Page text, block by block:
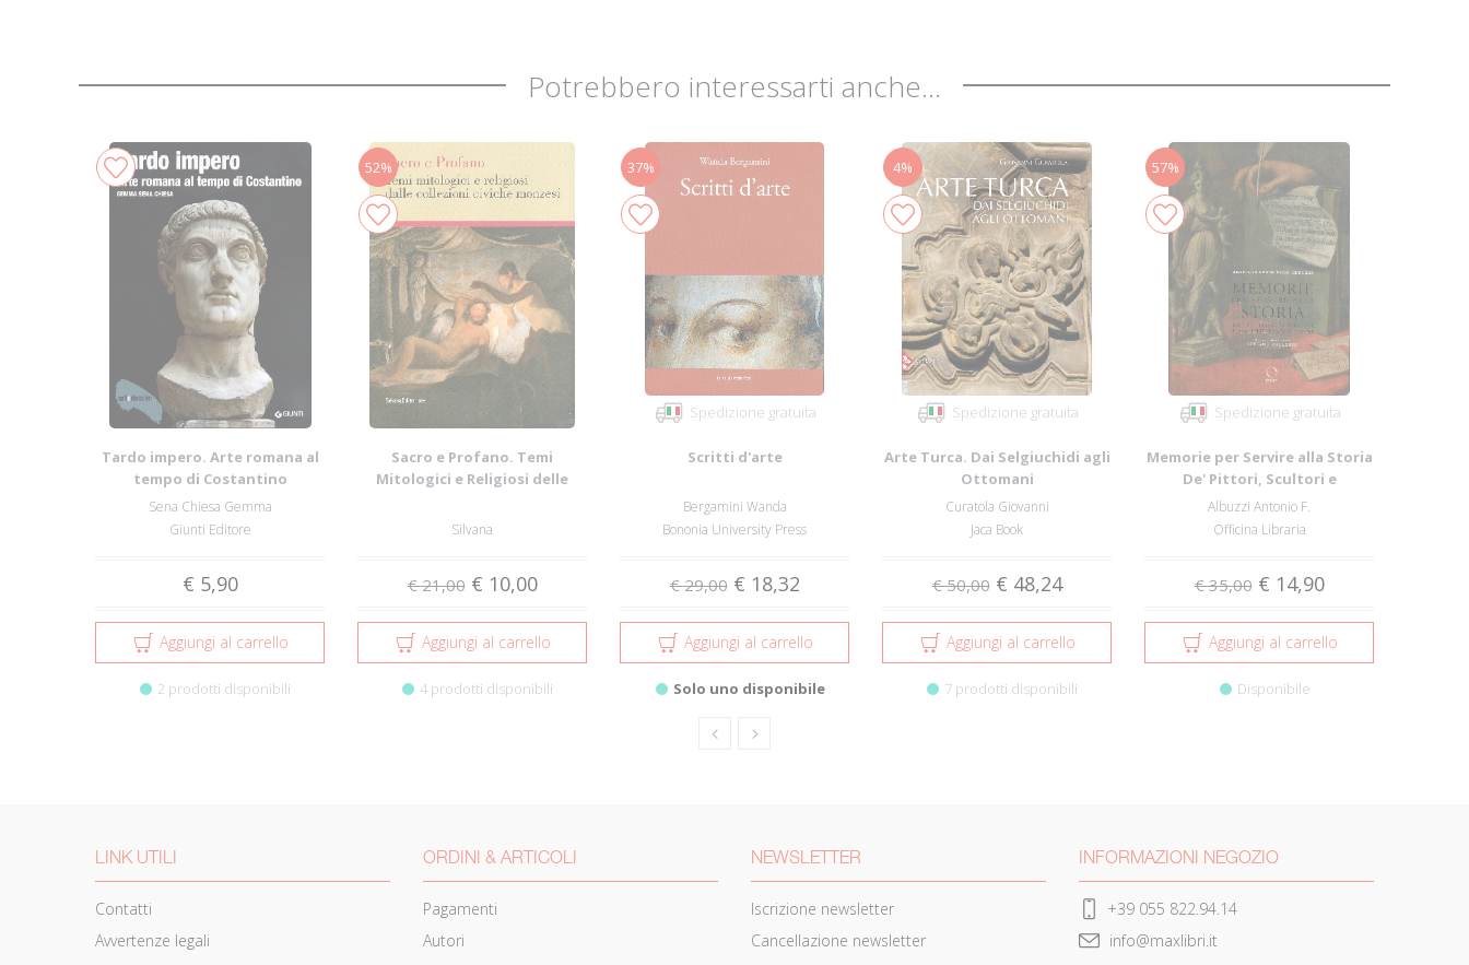
Potrebbero interessarti anche...
Tardo impero. Arte romana al
tempo di Costantino
Sena Chiesa Gemma
Giunti Editore
€ 5,90
Aggiungi al carrello
2 prodotti disponibili
52%
Sacro e Profano. Temi
Mitologici e Religiosi delle
Silvana
€ 21,00 € 10,00
Aggiungi al carrello
4 prodotti disponibili
37%
Spedizione gratuita
Scritti d'arte
Bergamini Wanda
Bononia University Press
€ 29,00 € 18,32
Aggiungi al carrello
Solo uno disponibile
4%
Spedizione gratuita
Arte Turca. Dai Selgiuchidi agli
Ottomani
Curatola Giovanni
Jaca Book
€ 50,00 € 48,24
Aggiungi al carrello
7 prodotti disponibili
57%
Spedizione gratuita
Memorie per Servire alla Storia
De' Pittori, Scultori e
Architett...
Albuzzi Antonio F.
Officina Libraria
€ 35,00 € 14,90
Aggiungi al carrello
Disponibile
LINK UTILI
Contatti
Avvertenze legali
ORDINI & ARTICOLI
Pagamenti
Autori
NEWSLETTER
Iscrizione newsletter
Cancellazione newsletter
INFORMAZIONI NEGOZIO
+39 055 822.94.14
info@maxlibri.it